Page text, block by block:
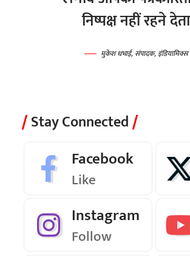
निष्पक्ष नहीं रहने देता
मुकेश धभाई, संपादक, इंडियामिक्स
Stay Connected
Facebook
Like
Instagram
Follow